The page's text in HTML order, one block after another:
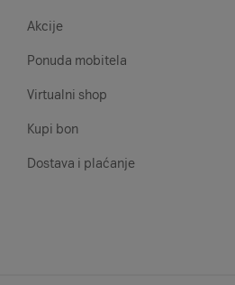
Akcije
Ponuda mobitela
Virtualni shop
Kupi bon
Dostava i plaćanje